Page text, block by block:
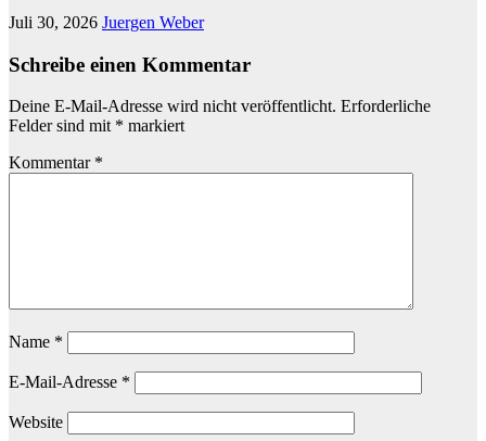
Juli 30, 2026 Juergen Weber
Schreibe einen Kommentar
Deine E-Mail-Adresse wird nicht veröffentlicht. Erforderliche
Felder sind mit * markiert
Kommentar *
Name *
E-Mail-Adresse *
Website